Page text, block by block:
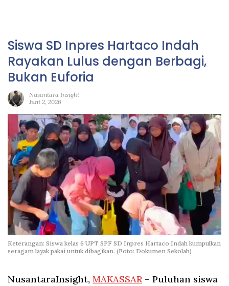
Siswa SD Inpres Hartaco Indah
Rayakan Lulus dengan Berbagi,
Bukan Euforia
Nusantara Insight
Juni 2, 2026
Keterangan: Siswa kelas 6 UPT SPF SD Inpres Hartaco Indah kumpulkan
seragam layak pakai untuk dibagikan. (Foto: Dokumen Sekolah)
NusantaraInsight, MAKASSAR– Puluhan siswa